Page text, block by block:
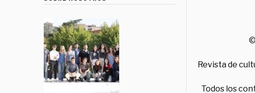
©
Revista de
Todos los